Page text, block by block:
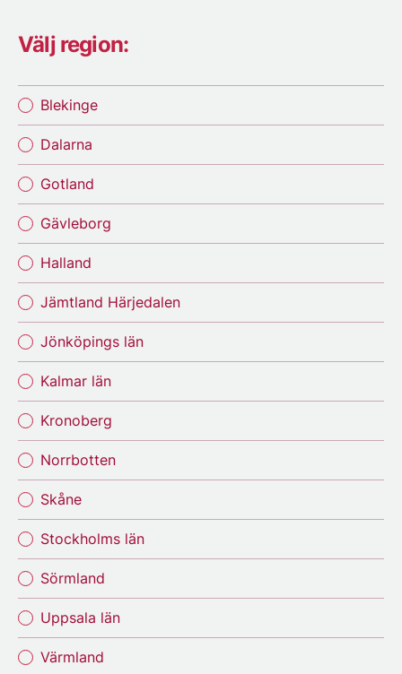
Välj region:
Blekinge
Dalarna
Gotland
Gävleborg
Halland
Jämtland Härjedalen
Jönköpings län
Kalmar län
Kronoberg
Norrbotten
Skåne
Stockholms län
Sörmland
Uppsala län
Värmland